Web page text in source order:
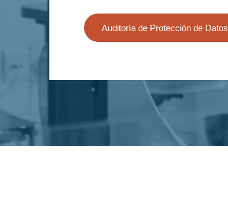
Auditoría de Protección de Datos